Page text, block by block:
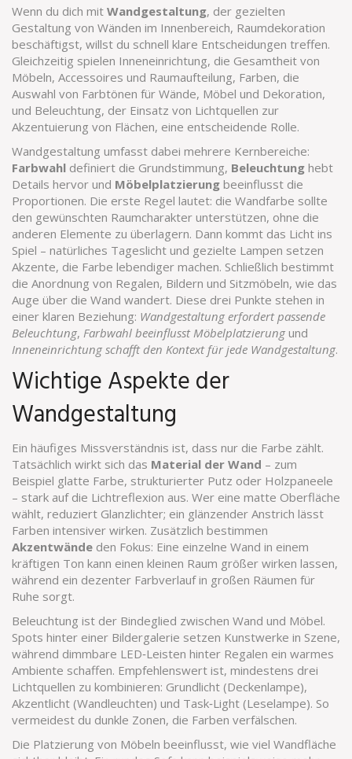
Wenn du dich mit Wandgestaltung, der gezielten
Gestaltung von Wänden im Innenbereich, Raumdekoration
beschäftigst, willst du schnell klare Entscheidungen treffen.
Gleichzeitig spielen Inneneinrichtung, die Gesamtheit von
Möbeln, Accessoires und Raumaufteilung, Farben, die
Auswahl von Farbtönen für Wände, Möbel und Dekoration,
und Beleuchtung, der Einsatz von Lichtquellen zur
Akzentuierung von Flächen, eine entscheidende Rolle.
Wandgestaltung umfasst dabei mehrere Kernbereiche:
Farbwahl definiert die Grundstimmung, Beleuchtung hebt
Details hervor und Möbelplatzierung beeinflusst die
Proportionen. Die erste Regel lautet: die Wandfarbe sollte
den gewünschten Raumcharakter unterstützen, ohne die
anderen Elemente zu überlagern. Dann kommt das Licht ins
Spiel – natürliches Tageslicht und gezielte Lampen setzen
Akzente, die Farbe lebendiger machen. Schließlich bestimmt
die Anordnung von Regalen, Bildern und Sitzmöbeln, wie das
Auge über die Wand wandert. Diese drei Punkte stehen in
einer klaren Beziehung: Wandgestaltung erfordert passende
Beleuchtung, Farbwahl beeinflusst Möbelplatzierung und
Inneneinrichtung schafft den Kontext für jede Wandgestaltung.
Wichtige Aspekte der
Wandgestaltung
Ein häufiges Missverständnis ist, dass nur die Farbe zählt.
Tatsächlich wirkt sich das Material der Wand – zum
Beispiel glatte Farbe, strukturierter Putz oder Holzpaneele
– stark auf die Lichtreflexion aus. Wer eine matte Oberfläche
wählt, reduziert Glanzlichter; ein glänzender Anstrich lässt
Farben intensiver wirken. Zusätzlich bestimmen
Akzentwände den Fokus: Eine einzelne Wand in einem
kräftigen Ton kann einen kleinen Raum größer wirken lassen,
während ein dezenter Farbverlauf in großen Räumen für
Ruhe sorgt.
Beleuchtung ist der Bindeglied zwischen Wand und Möbel.
Spots hinter einer Bildergalerie setzen Kunstwerke in Szene,
während dimmbare LED‑Leisten hinter Regalen ein warmes
Ambiente schaffen. Empfehlenswert ist, mindestens drei
Lichtquellen zu kombinieren: Grundlicht (Deckenlampe),
Akzentlicht (Wandleuchten) und Task‑Light (Leselampe). So
vermeidest du dunkle Zonen, die Farben verfälschen.
Die Platzierung von Möbeln beeinflusst, wie viel Wandfläche